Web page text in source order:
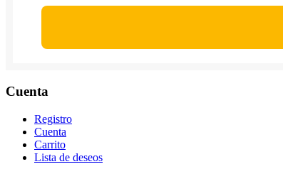
Cuenta
Registro
Cuenta
Carrito
Lista de deseos